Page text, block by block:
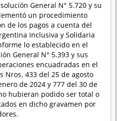
General N° 5.720 y su
un procedimiento
de los pagos a cuenta del
Inclusiva y Solidaria
lo establecido en el
General N° 5.393 y sus
encuadradas en el
Nros. 433 del 25 de agosto
de 2024 y 777 del 30 de
hubieran podido ser total o
en dicho gravamen por